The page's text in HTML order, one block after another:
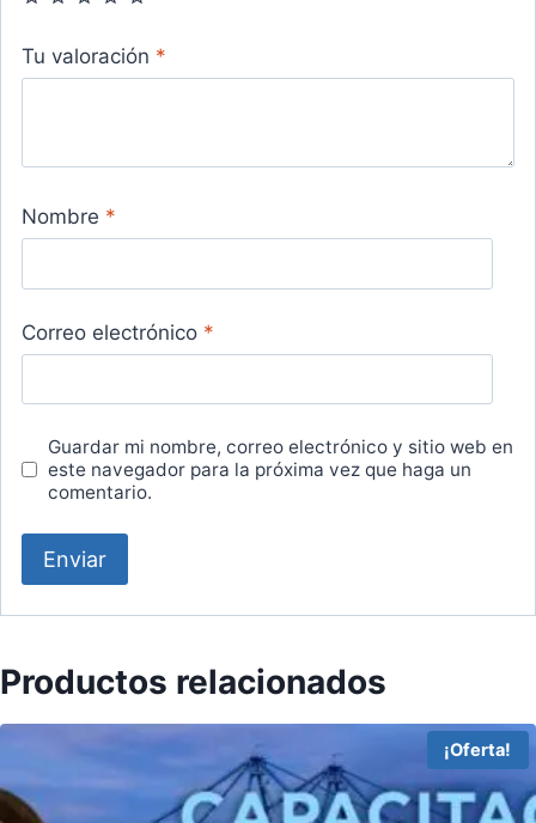
Tu valoración *
Nombre *
Correo electrónico *
Guardar mi nombre, correo electrónico y sitio web en
este navegador para la próxima vez que haga un
comentario.
Productos relacionados
¡Oferta!